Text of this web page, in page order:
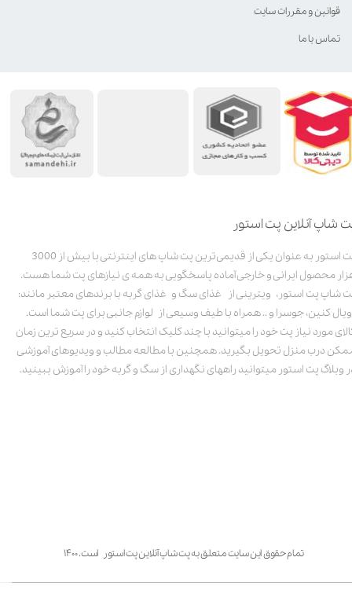
شاپ آنلاین پت استور
پت استور به عنوان یکی از قدیمی‌ترین پت شاپ های اینترنتی با بیش از 3000
محصول ایرانی و خارجی آماده پاسخگویی به همه ی نیازهای پت شما هست.
شاپ پت استور، ویترینی از غذای سگ و غذای گربه با برندهای معتبر مانند:
کنین، جوسرا و .. همراه با طیف وسیعی از لوازم جانبی برای پت شما است.
مورد نیاز پت خود را میتوانید با چند کلیک انتخاب کنید و در سریع ترین زمان
درب منزل تحویل بگیرید. همچنین با مطالعه مطالب و ویدیوهای آموزشی
وبلاگ پت استور میتوانید راههای نگهداری از سگ و گربه خود را آموزش ببینید.
تمام حقوق این سایت متعلق به پت شاپ آنلاین پت استور است. ۱۴۰۰
قوانین و مقررات سایت
تماس با ما